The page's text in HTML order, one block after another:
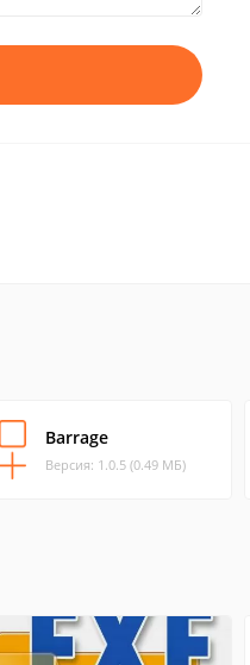
Barrage
Версия: 1.0.5 (0.49 МБ)